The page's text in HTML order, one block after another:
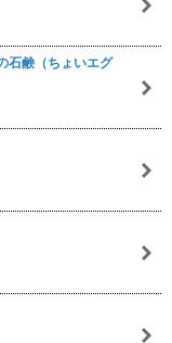
石鹸（ちょいエグ